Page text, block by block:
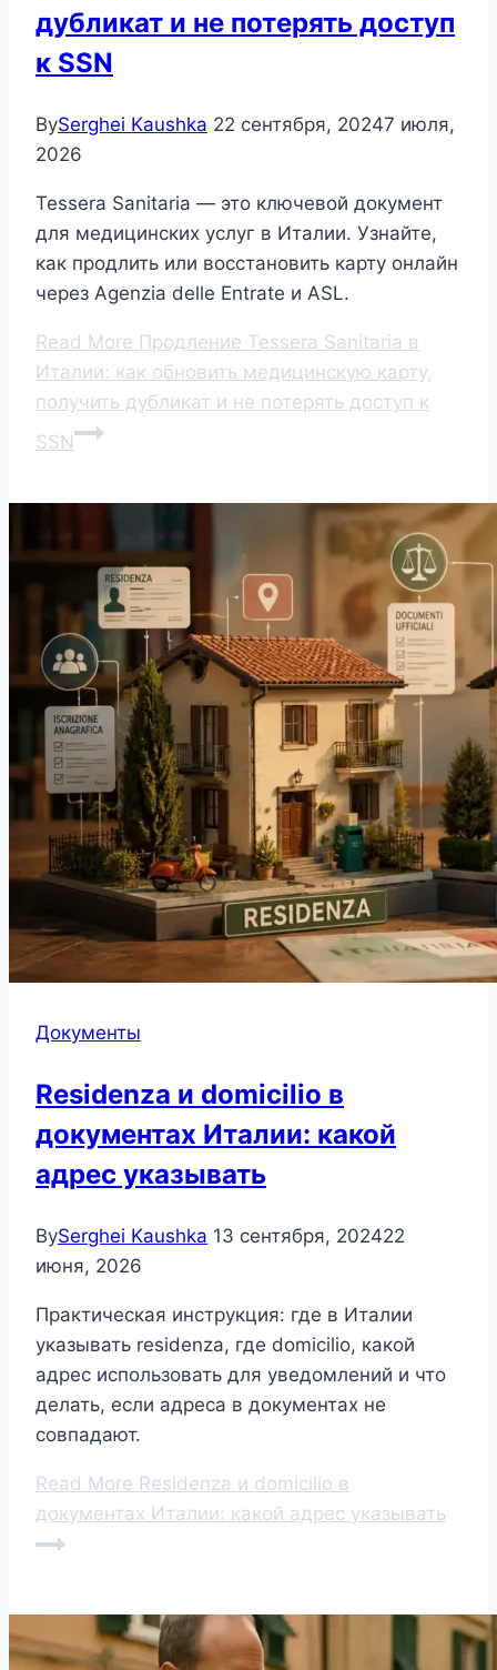
дубликат и не потерять доступ
к SSN
BySerghei Kaushka 22 сентября, 20247 июля,
2026
Tessera Sanitaria — это ключевой документ
для медицинских услуг в Италии. Узнайте,
как продлить или восстановить карту онлайн
через Agenzia delle Entrate и ASL.
Read More Продление Tessera Sanitaria в
Италии: как обновить медицинскую карту,
получить дубликат и не потерять доступ к
SSN
Документы
Residenza и domicilio в
документах Италии: какой
адрес указывать
BySerghei Kaushka 13 сентября, 202422
июня, 2026
Практическая инструкция: где в Италии
указывать residenza, где domicilio, какой
адрес использовать для уведомлений и что
делать, если адреса в документах не
совпадают.
Read More Residenza и domicilio в
документах Италии: какой адрес указывать